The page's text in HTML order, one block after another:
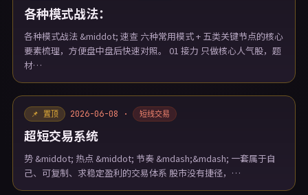
各种模式战法：
各种模式战法 &middot; 速查 六种常用模式 + 五类关键节点的核心
要素梳理，方便盘中盘后快速对照。 01 接力 只做核心人气股，题
材…
📌 置顶 2026-06-08 · 短线交易
超短交易系统
势 &middot; 热点 &middot; 节奏 &mdash;&mdash; 一套属于自
己、可复制、求稳定盈利的交易体系 股市没有捷径，…